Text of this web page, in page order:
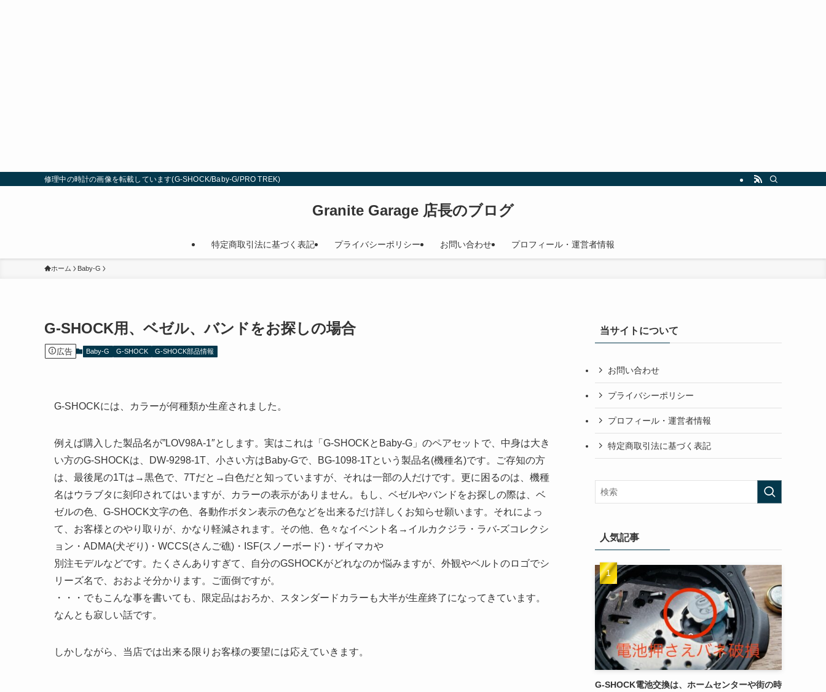
修理中の時計の画像を転載しています(G-SHOCK/Baby-G/PRO TREK)
Granite Garage 店長のブログ
特定商取引法に基づく表記 プライバシーポリシー お問い合わせ プロフィール・運営者情報
ホーム Baby-G
G-SHOCK用、ベゼル、バンドをお探しの場合
広告 Baby-G G-SHOCK G-SHOCK部品情報
G-SHOCKには、カラーが何種類か生産されました。
例えば購入した製品名が”LOV98A-1″とします。実はこれは「G-SHOCKとBaby-G」のペアセットで、中身は大き
い方のG-SHOCKは、DW-9298-1T、小さい方はBaby-Gで、BG-1098-1Tという製品名(機種名)です。ご存知の方
は、最後尾の1Tは→黒色で、7Tだと→白色だと知っていますが、それは一部の人だけです。更に困るのは、機種
名はウラブタに刻印されてはいますが、カラーの表示がありません。もし、ベゼルやバンドをお探しの際は、ベ
ゼルの色、G-SHOCK文字の色、各動作ボタン表示の色などを出来るだけ詳しくお知らせ願います。それによっ
て、お客様とのやり取りが、かなり軽減されます。その他、色々なイベント名→イルカクジラ・ラバ-ズコレクシ
ョン・ADMA(犬ぞり)・WCCS(さんご礁)・ISF(スノーボード)・ザイマカや
別注モデルなどです。たくさんありすぎて、自分のGSHOCKがどれなのか悩みますが、外観やベルトのロゴでシ
リーズ名で、おおよそ分かります。ご面倒ですが。
・・・でもこんな事を書いても、限定品はおろか、スタンダードカラーも大半が生産終了になってきています。
なんとも寂しい話です。
しかしながら、当店では出来る限りお客様の要望には応えていきます。
当サイトについて
お問い合わせ
プライバシーポリシー
プロフィール・運営者情報
特定商取引法に基づく表記
人気記事
G-SHOCK電池交換は、ホームセンターや街の時